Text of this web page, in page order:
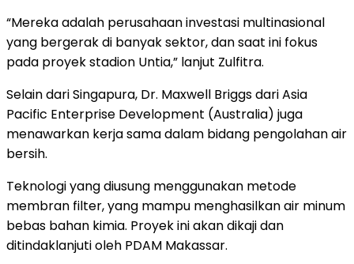
“Mereka adalah perusahaan investasi multinasional
yang bergerak di banyak sektor, dan saat ini fokus
pada proyek stadion Untia,” lanjut Zulfitra.
Selain dari Singapura, Dr. Maxwell Briggs dari Asia
Pacific Enterprise Development (Australia) juga
menawarkan kerja sama dalam bidang pengolahan air
bersih.
Teknologi yang diusung menggunakan metode
membran filter, yang mampu menghasilkan air minum
bebas bahan kimia. Proyek ini akan dikaji dan
ditindaklanjuti oleh PDAM Makassar.